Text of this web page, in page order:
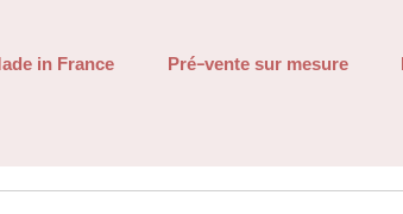
in France Pré-vente sur mesure